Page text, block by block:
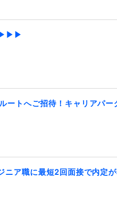
▶▶▶
ートへご招待！キャリアパー
ニア職に最短2回面接で内定